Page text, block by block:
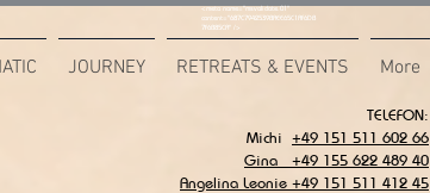
<meta name="msvalidate.01"
content="687C7942539BAEE65C1AF6DB
7F6B85CA" />
JOURNEY RETREATS & EVENTS More
TELEFON:
Michi +49 151 511 602 66
Gina +49 155 622 489 40
Angelina Leonie +49 151 511 412 45